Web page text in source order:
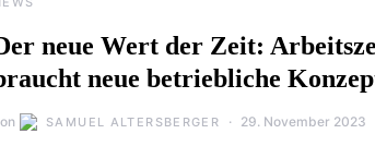
neue Wert der Zeit:
neue betriebliche
SAMUEL ALTERSBERGER 29. November 2023